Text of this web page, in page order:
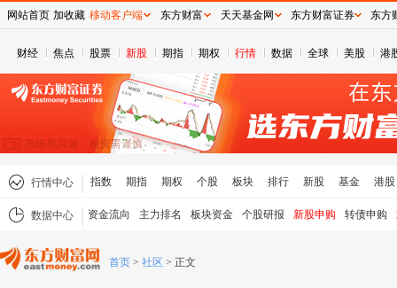
财经 焦点 股票 新股 期指 期权 行情 数据 全球 美股 港
行情中心 指数 期指 期权 个股 板块 排行 新股 基金 港股
数据中心 资金流向 主力排名 板块资金 个股研报 新股申购 转债申购
首页 > 社区 > 正文
网站首页 加收藏 移动客户端 东方财富 天天基金网 东方财富证券 东方